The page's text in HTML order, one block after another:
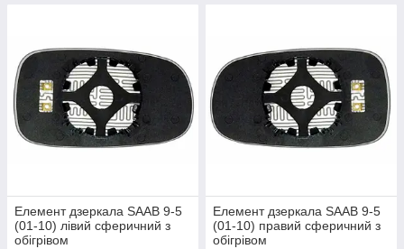
Елемент дзеркала SAAB 9-5
(01-10) лівий сферичний з
обігрівом
Елемент дзеркала SAAB 9-5
(01-10) правий сферичний з
обігрівом